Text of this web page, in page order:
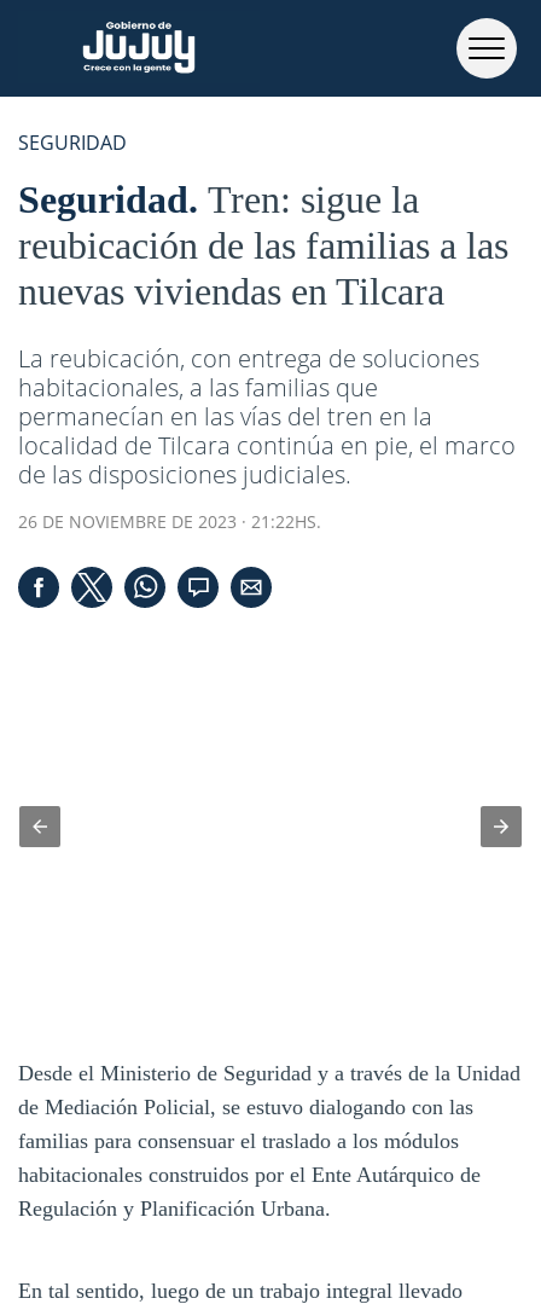
SEGURIDAD
Seguridad Tren: sigue la
reubicación de las familias a las
nuevas viviendas en Tilcara
La reubicación, con entrega de soluciones
habitacionales, a las familias que
permanecían en las vías del tren en la
localidad de Tilcara continúa en pie, el marco
de las disposiciones judiciales.
26 DE NOVIEMBRE DE 2023 · 21:22HS.
Desde el Ministerio de Seguridad y a través de la Unidad
de Mediación Policial, se estuvo dialogando con las
familias para consensuar el traslado a los módulos
habitacionales construidos por el Ente Autárquico de
Regulación y Planificación Urbana.
En tal sentido, luego de un trabajo integral llevado